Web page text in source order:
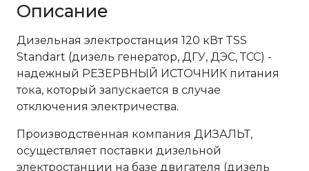
Описание
Дизельная электростанция 120 кВт TSS
Standart (дизель генератор, ДГУ, ДЭС, ТСС) -
надежный РЕЗЕРВНЫЙ ИСТОЧНИК питания
тока, который запускается в случае
отключения электричества.
Производственная компания ДИЗАЛЬТ,
осуществляет поставки дизельной
электростанции на базе двигателя (дизель